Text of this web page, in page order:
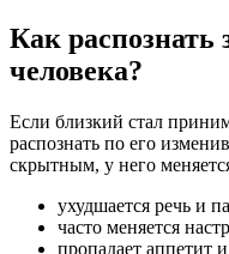
Как распознать
человека?
Если близкий стал
распознать по его
скрытным, у него
ухудшается речь и
часто меняется
пропадает аппетит